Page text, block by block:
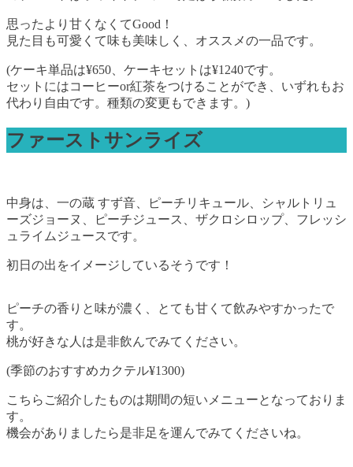
思ったより甘くなくてGood！
見た目も可愛くて味も美味しく、オススメの一品です。
(ケーキ単品は¥650、ケーキセットは¥1240です。
セットにはコーヒーor紅茶をつけることができ、いずれもお
代わり自由です。種類の変更もできます。)
ファーストサンライズ
中身は、一の蔵 すず音、ピーチリキュール、シャルトリュ
ーズジョーヌ、ピーチジュース、ザクロシロップ、フレッシ
ュライムジュースです。
初日の出をイメージしているそうです！
ピーチの香りと味が濃く、とても甘くて飲みやすかったで
す。
桃が好きな人は是非飲んでみてください。
(季節のおすすめカクテル¥1300)
こちらご紹介したものは期間の短いメニューとなっておりま
す。
機会がありましたら是非足を運んでみてくださいね。